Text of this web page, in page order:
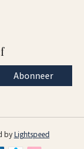
Abonneer
byLightspeed